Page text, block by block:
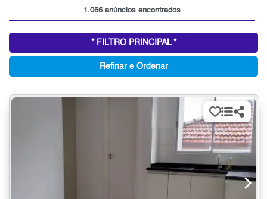
1.066 anúncios encontrados
* FILTRO PRINCIPAL *
Refinar e Ordenar